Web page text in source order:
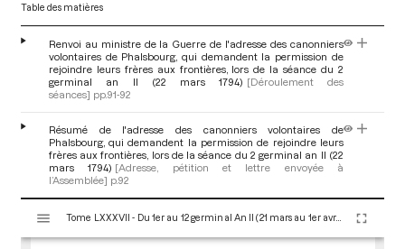
Table des matières
Renvoi au ministre de la Guerre de l'adresse des canonniers
volontaires de Phalsbourg, qui demandent la permission de
rejoindre leurs frères aux frontières, lors de la séance du 2
germinal an II (22 mars 1794) [Déroulement des
séances] pp.91-92
Résumé de l'adresse des canonniers volontaires de
Phalsbourg, qui demandent la permission de rejoindre leurs
frères aux frontières, lors de la séance du 2 germinal an II (22
mars 1794) [Adresse, pétition et lettre envoyée à
l’Assemblée] p.92
s